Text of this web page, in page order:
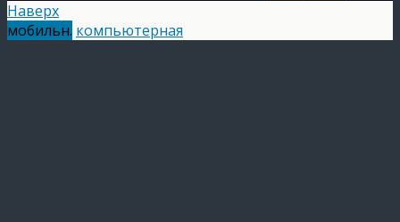
Наверх
мобильн. компьютерная